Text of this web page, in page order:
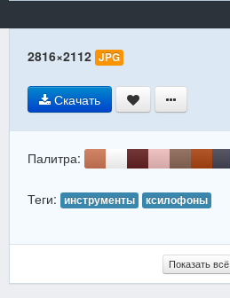
2816×2112 JPG
Скачать
Палитра:
Теги: инструменты ксилофоны
Показать всё